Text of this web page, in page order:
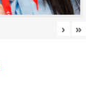
› »